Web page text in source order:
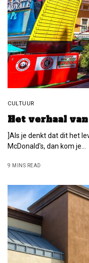
CULTUUR
Het verhaal van
]Als je denkt dat dit het
McDonald's, dan kom je…
9 MINS READ